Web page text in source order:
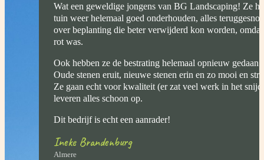
Wat een geweldige jongens van BG Landscaping! Ze
tuin weer helemaal goed onderhouden, alles
over beplanting die beter verwijderd kon worden,
rot was.
Ook hebben ze de bestrating helemaal opnieuw gedaan
Oude stenen eruit, nieuwe stenen erin en zo mooi en
Ze gaan echt voor kwaliteit (er zat veel werk in het
leveren alles schoon op.
Dit bedrijf is echt een aanrader!
Ineke Brandenburg
Almere